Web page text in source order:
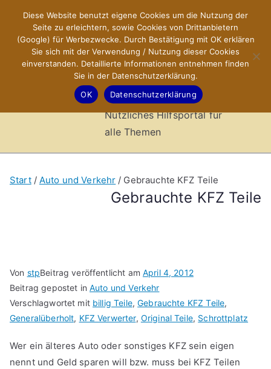
springen
X-Sites.de
–
Hilfsportal
Nützliches Hilfsportal für
alle Themen
Gebrauchte KFZ Teile
Start Auto und Verkehr Gebrauchte KFZ Teile
Von stpBeitrag veröffentlicht am April 4, 2012
Beitrag gepostet inAuto und Verkehr
Verschlagwortet mit billig Teile,Gebrauchte KFZ Teile,
Generalüberholt, KFZ Verwerter, Original Teile, Schrottplatz
Wer ein älteres Auto oder sonstiges KFZ sein eigen
nennt und Geld sparen will bzw. muss bei KFZ Teilen
Diese Website benutzt eigene Cookies um die Nutzung der
Seite zu erleichtern, sowie Cookies von Drittanbietern
(Google) für Werbezwecke. Durch Bestätigung mit OK erklären
Sie sich mit der Verwendung / Nutzung dieser Cookies
einverstanden. Detaillierte Informationen entnehmen finden
Sie in der Datenschutzerklärung.
OK
Datenschutzerklärung